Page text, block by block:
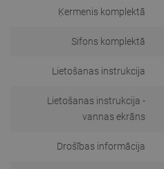
Ķermenis komplektā
Sifons komplektā
Lietošanas instrukcija
Lietošanas instrukcija -
vannas ekrāns
Drošības informācija